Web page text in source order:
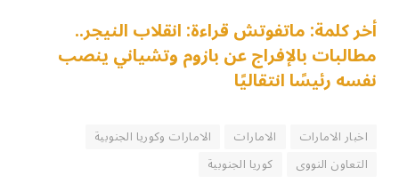
أخر كلمة: ماتفوتش قراءة: انقلاب النيجر..
مطالبات بالإفراج عن بازوم وتشياني ينصب
نفسه رئيسًا انتقاليًا
اخبار الامارات الامارات
الامارات وكوريا الجنوبية
التعاون النووى
كوريا الجنوبية